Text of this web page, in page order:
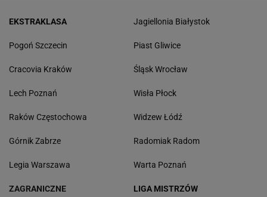
EKSTRAKLASA
Pogoń Szczecin
Cracovia Kraków
Lech Poznań
Raków Częstochowa
Górnik Zabrze
Legia Warszawa
Jagiellonia Białystok
Piast Gliwice
Śląsk Wrocław
Wisła Płock
Widzew Łódź
Radomiak Radom
Warta Poznań
ZAGRANICZNE LIGA MISTRZÓW